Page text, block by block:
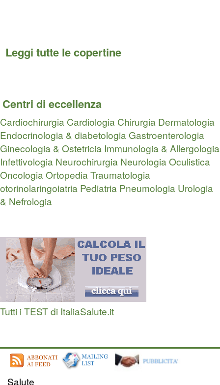
Leggi tutte le copertine
Centri di eccellenza
Cardiochirurgia Cardiologia Chirurgia Dermatologia
Endocrinologia & diabetologia Gastroenterologia
Ginecologia & Ostetricia Immunologia & Allergologia
Infettivologia Neurochirurgia NeurologiaOculistica
OncologiaOrtopedia Traumatologia
otorinolaringoiatria Pediatria Pneumologia Urologia
& Nefrologia
Tutti i TEST di ItaliaSalute.it
Salute